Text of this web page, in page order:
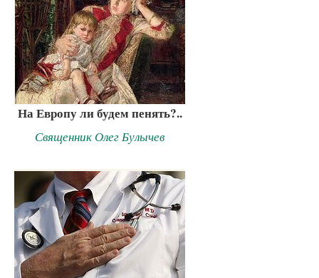
На Европу ли будем пенять?..
Священник Олег Булычев